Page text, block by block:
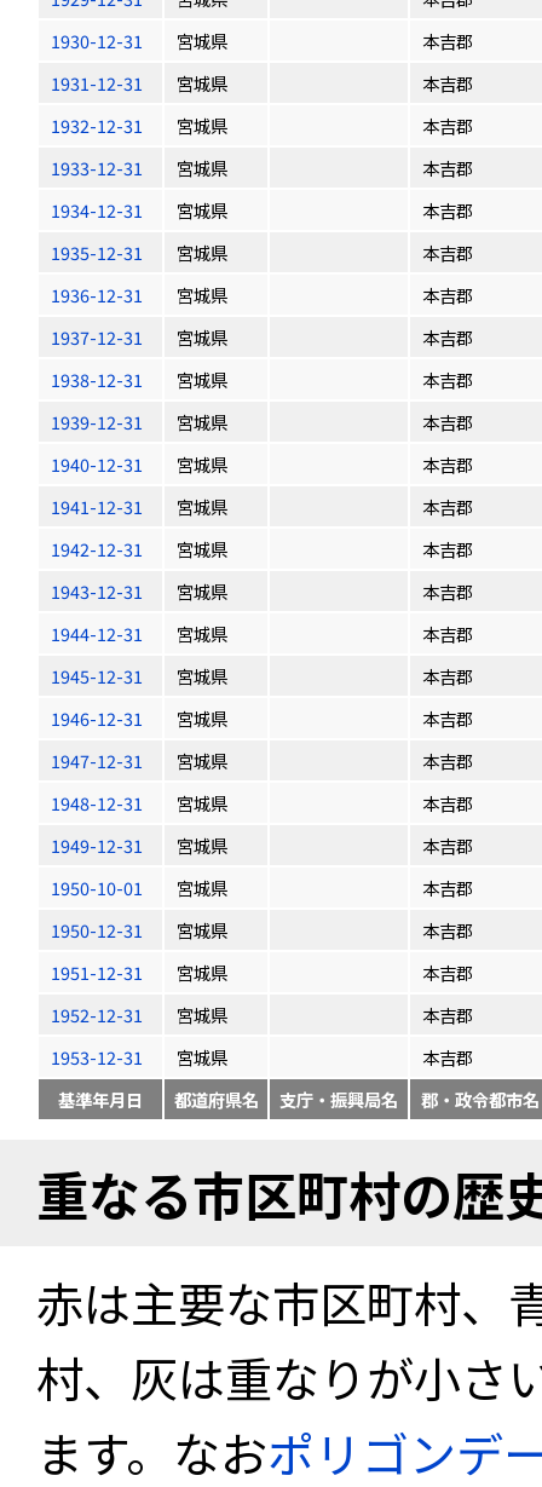
1930-12-31
宮城県
本吉郡
1931-12-31
宮城県
本吉郡
1932-12-31
宮城県
本吉郡
1933-12-31
宮城県
本吉郡
1934-12-31
宮城県
本吉郡
1935-12-31
宮城県
本吉郡
1936-12-31
宮城県
本吉郡
1937-12-31
宮城県
本吉郡
1938-12-31
宮城県
本吉郡
1939-12-31
宮城県
本吉郡
1940-12-31
宮城県
本吉郡
1941-12-31
宮城県
本吉郡
1942-12-31
宮城県
本吉郡
1943-12-31
宮城県
本吉郡
1944-12-31
宮城県
本吉郡
1945-12-31
宮城県
本吉郡
1946-12-31
宮城県
本吉郡
1947-12-31
宮城県
本吉郡
1948-12-31
宮城県
本吉郡
1949-12-31
宮城県
本吉郡
1950-10-01
宮城県
本吉郡
1950-12-31
宮城県
本吉郡
1951-12-31
宮城県
本吉郡
1952-12-31
宮城県
本吉郡
1953-12-31
宮城県
本吉郡
基準年月日
都道府県名 支庁・振興局名 郡・政令都市名
重なる市区町村の歴
赤は主要な市区町村、
村、灰は重なりが小さ
ます。なおポリゴンデ